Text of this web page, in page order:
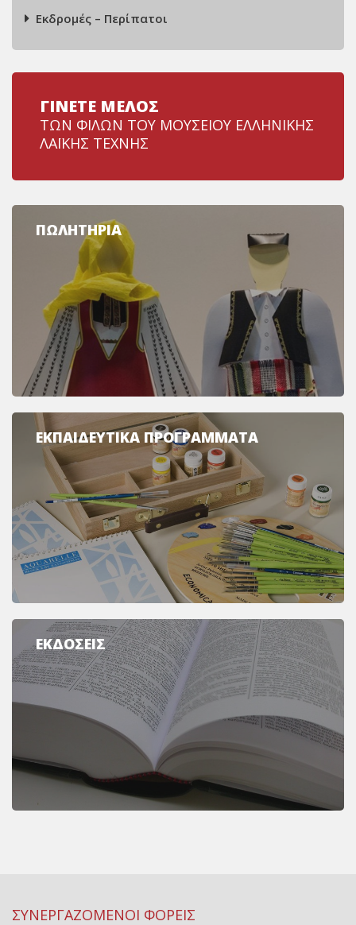
Εκδρομές – Περίπατοι
ΓΙΝΕΤΕ ΜΕΛΟΣ
ΤΩΝ ΦΙΛΩΝ ΤΟΥ ΜΟΥΣΕΙΟΥ ΕΛΛΗΝΙΚΗΣ
ΛΑΪΚΗΣ ΤΕΧΝΗΣ
ΠΩΛΗΤΗΡΙΑ
ΕΚΠΑΙΔΕΥΤΙΚΑ ΠΡΟΓΡΑΜΜΑΤΑ
ΕΚΔΟΣΕΙΣ
ΣΥΝΕΡΓΑΖΟΜΕΝΟΙ ΦΟΡΕΙΣ